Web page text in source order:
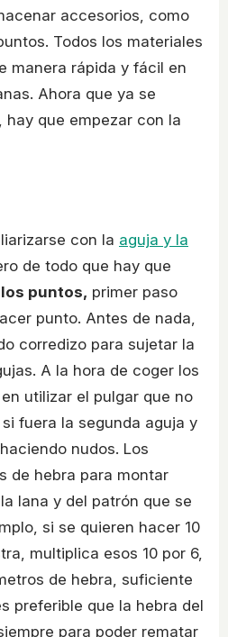
accesorios, como
Todos los materiales
manera rápida y fácil en
Ahora que ya se
que empezar con la
con la aguja y la
de todo que hay que
puntos, primer paso
punto. Antes de nada,
corredizo para sujetar la
A la hora de coger los
utilizar el pulgar que no
fuera la segunda aguja y
nudos. Los
de hebra para montar
lana y del patrón que se
si se quieren hacer 10
multiplica esos 10 por 6,
de hebra, suficiente
preferible que la hebra del
para poder rematar